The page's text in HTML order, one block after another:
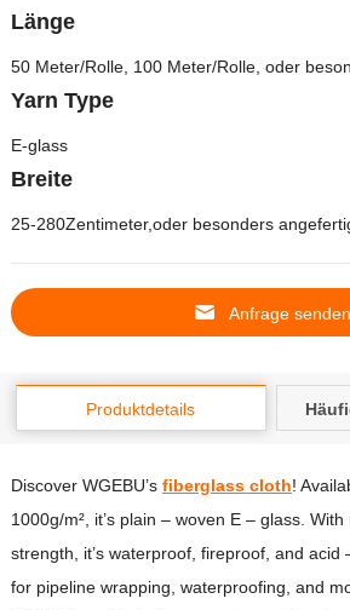
Länge
50 Meter/Rolle, 100 Meter/Rolle, oder
Yarn Type
E-glass
Breite
25-280Zentimeter,oder besonders
Anfrage senden
Produktdetails
Discover WGEBU’s fiberglass cloth!
1000g/m², it’s plain – woven E– glass. With
strength, it’s waterproof, fireproof, and acid
for pipeline wrapping, waterproofing, and